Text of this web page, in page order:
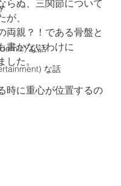
な話
な話
らぬ、三関節について
、
両親？！である骨盤と
書かないわけに
した。
時に重心が位置するの